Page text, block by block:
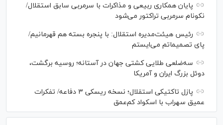
پایان همکاری ربیعی و مذاکرات با سرمربی سابق استقلال/
نکونام سرمربی تراکتور می‌شود
رئیس هیئت‌مدیره استقلال: با پنجره بسته هم قهرمانیم/
پای تصمیماتم می‌ایستم
سه‌ضلعی طلایی کشتی جهان در آستانه؛ روسیه برگشت،
دوئل بزرگ ایران و آمریکا
پازل تاکتیکی استقلال؛ نسخه ریسکی ۳ دفاعه/ تفکرات
عمیق سهراب با اسکواد کم‌عمق